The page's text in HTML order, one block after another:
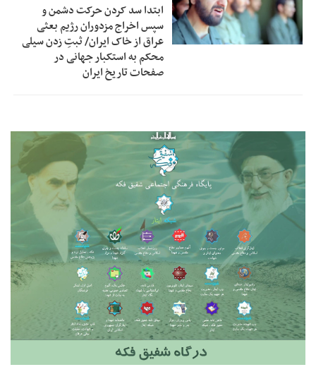
ابتدا سد کردن حرکت دشمن و
سپس اخراج مزدوران رژیم بعثی
عراق از خاک ایران/ ثبتِ زدن سیلی
محکم به استکبار جهانی در
صفحات تاریخ ایران